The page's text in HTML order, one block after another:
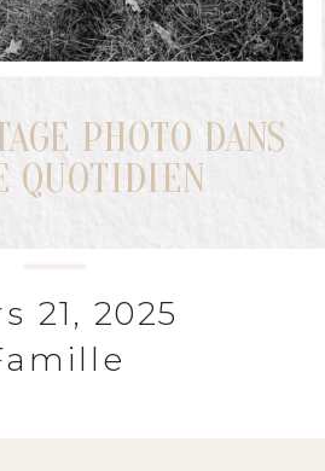
PHOTO DANS
QUOTIDIEN
21, 2025